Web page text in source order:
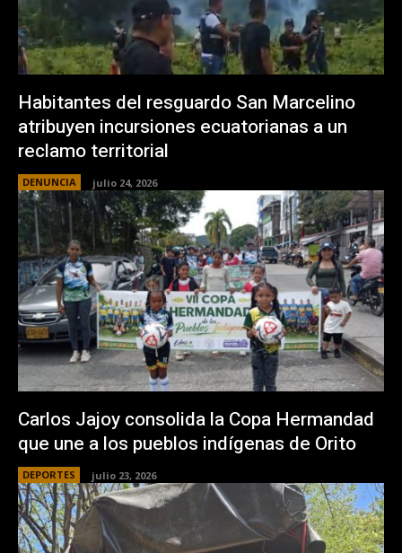
Habitantes del resguardo San Marcelino
atribuyen incursiones ecuatorianas a un
reclamo territorial
DENUNCIA julio 24, 2026
Carlos Jajoy consolida la Copa Hermandad
que une a los pueblos indígenas de Orito
DEPORTES julio 23, 2026